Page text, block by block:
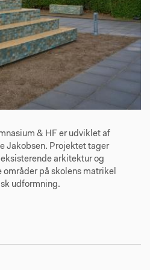
& HF er udviklet af
Jakobsen. Projektet tager
arkitektur og
på skolens matrikel
udformning.